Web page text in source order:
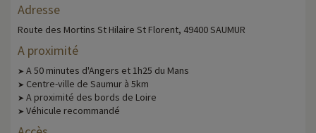
Adresse
Route des Mortins St Hilaire St Florent, 49400 SAUMUR
A proximité
➤ A 50 minutes d'Angers et 1h25 du Mans
➤ Centre-ville de Saumur à 5km
➤ A proximité des bords de Loire
➤ Véhicule recommandé